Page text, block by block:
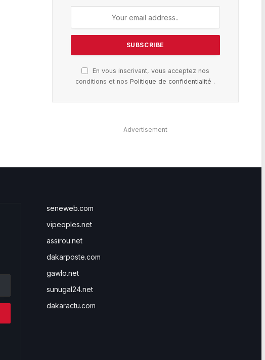
En vous inscrivant, vous acceptez nos
conditions et nosPolitique de confidentialité .
Advertisement
seneweb.com
vipeoples.net
assirou.net
dakarposte.com
gawlo.net
sunugal24.net
dakaractu.com